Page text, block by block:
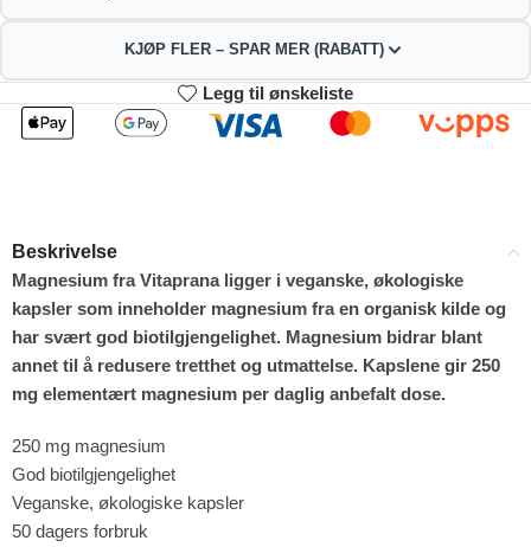
KJØP FLER – SPAR MER (RABATT)
2
123.75
kr
3-4
122.50
4%
Legg til ønskeliste
Beskrivelse
Magnesium fra Vitaprana ligger i veganske, økologiske
kapsler som inneholder magnesium fra en organisk kilde og
har svært god biotilgjengelighet. Magnesium bidrar blant
annet til å redusere tretthet og utmattelse. Kapslene gir 250
mg elementært magnesium per daglig anbefalt dose.
250 mg magnesium
God biotilgjengelighet
Veganske, økologiske kapsler
50 dagers forbruk